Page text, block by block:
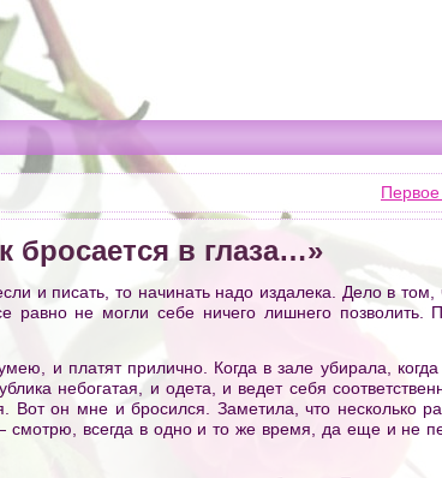
в глаза…»
и писать, то начинать надо издалека. Дело в том,
равно не могли себе ничего лишнего позволить.
и платят прилично. Когда в зале убирала,
небогатая, и одета, и ведет себя
Вот он мне и бросился. Заметила, что несколько
смотрю, всегда в одно и то же время, да еще и не